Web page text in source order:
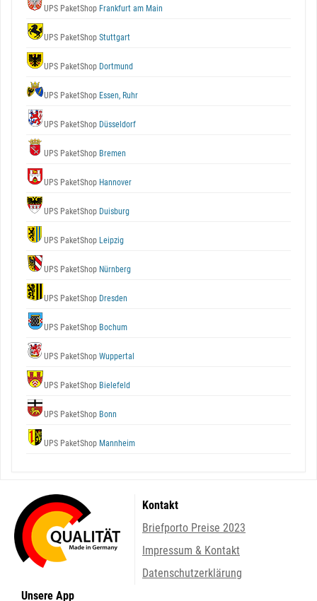
UPS PaketShop Frankfurt am Main
UPS PaketShop Stuttgart
UPS PaketShop Dortmund
UPS PaketShop Essen, Ruhr
UPS PaketShop Düsseldorf
UPS PaketShop Bremen
UPS PaketShop Hannover
UPS PaketShop Duisburg
UPS PaketShop Leipzig
UPS PaketShop Nürnberg
UPS PaketShop Dresden
UPS PaketShop Bochum
UPS PaketShop Wuppertal
UPS PaketShop Bielefeld
UPS PaketShop Bonn
UPS PaketShop Mannheim
Kontakt
Briefporto Preise 2023
Impressum & Kontakt
Datenschutzerklärung
Unsere App